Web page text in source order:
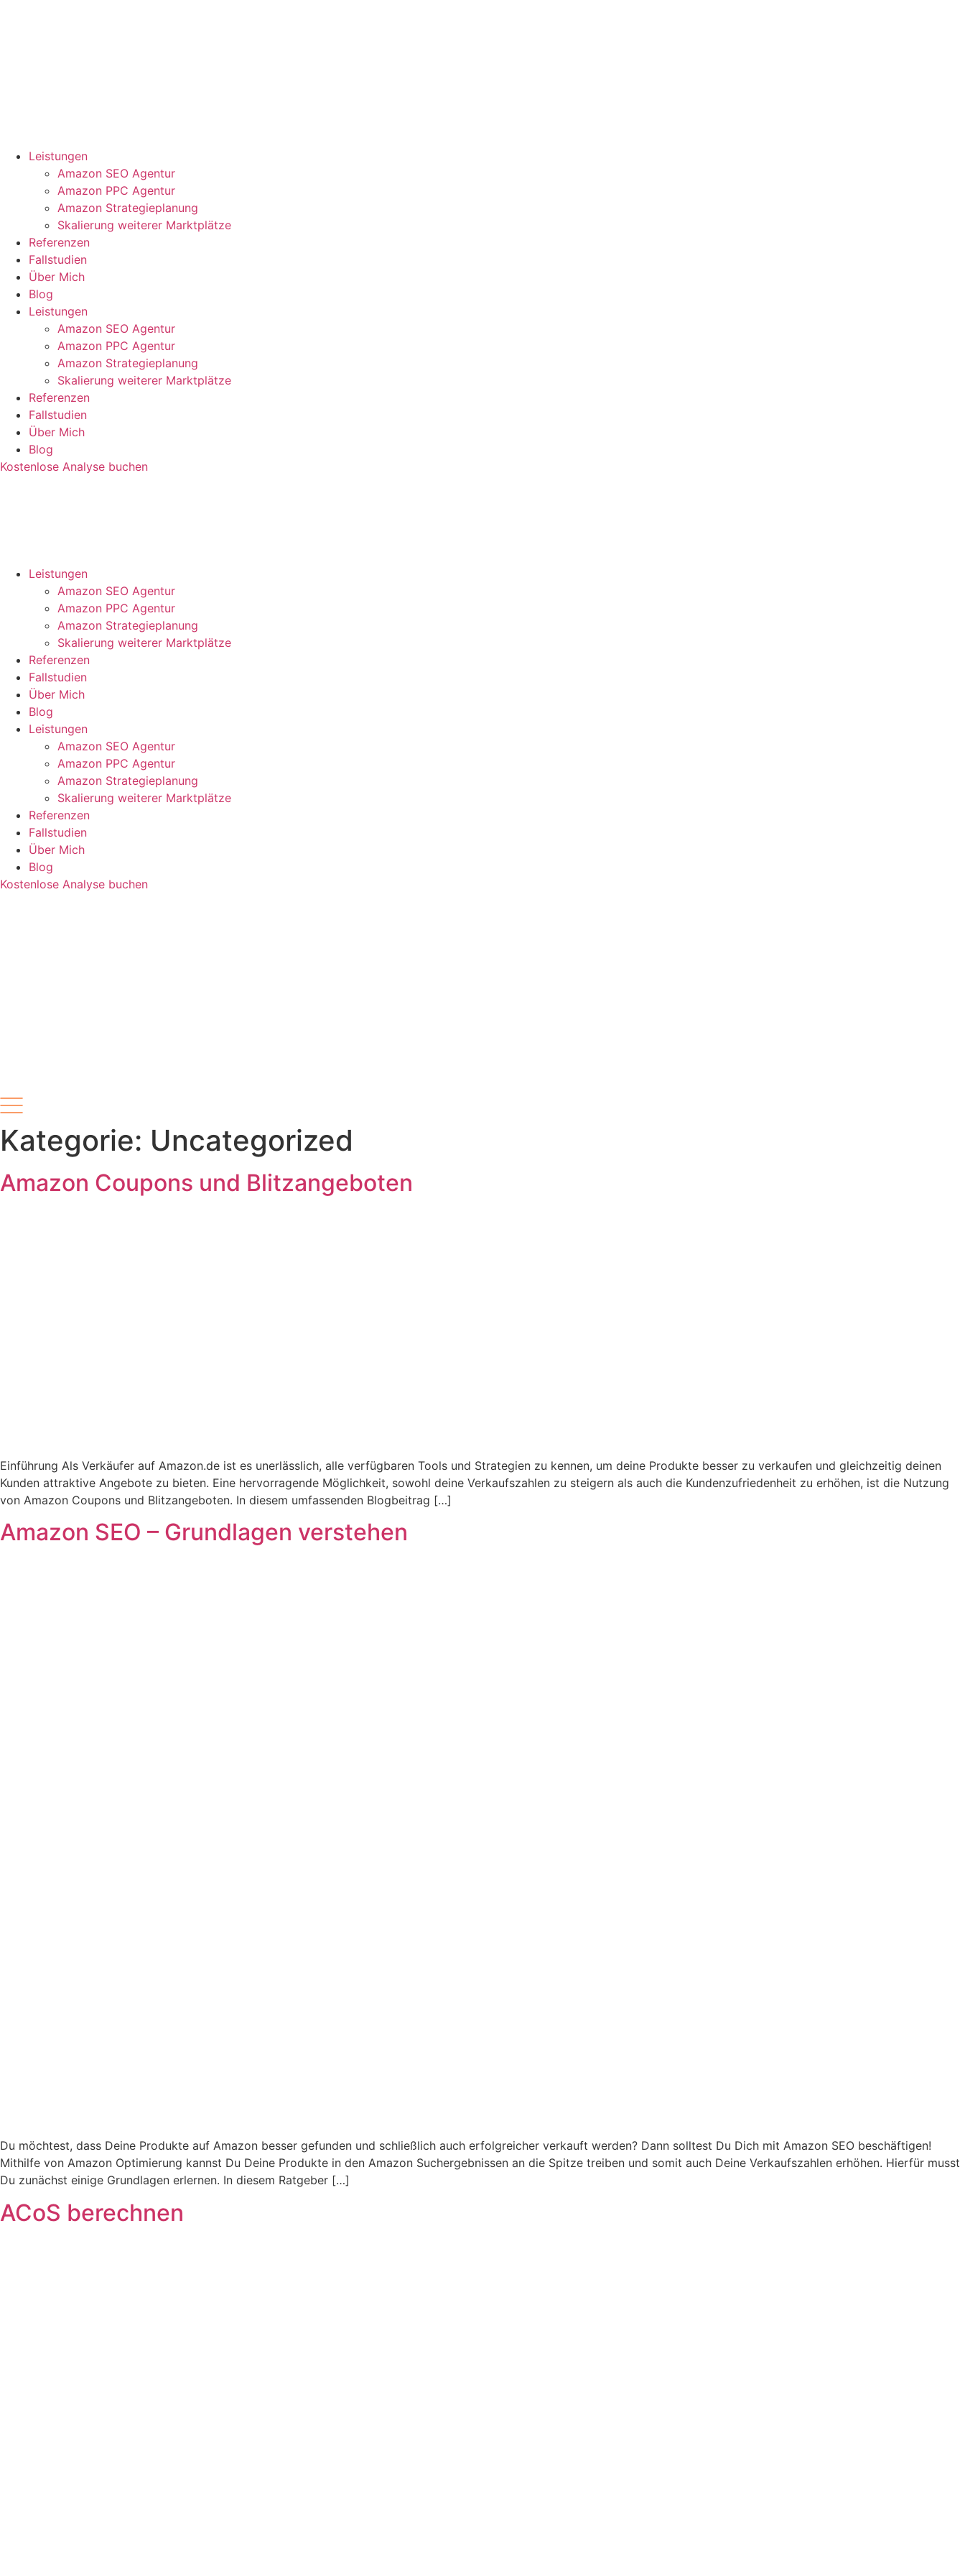
Leistungen
Amazon SEO Agentur
Amazon PPC Agentur
Amazon Strategieplanung
Skalierung weiterer Marktplätze
Referenzen
Fallstudien
Über Mich
Blog
Leistungen
Amazon SEO Agentur
Amazon PPC Agentur
Amazon Strategieplanung
Skalierung weiterer Marktplätze
Referenzen
Fallstudien
Über Mich
Blog
Kostenlose Analyse buchen
Leistungen
Amazon SEO Agentur
Amazon PPC Agentur
Amazon Strategieplanung
Skalierung weiterer Marktplätze
Referenzen
Fallstudien
Über Mich
Blog
Leistungen
Amazon SEO Agentur
Amazon PPC Agentur
Amazon Strategieplanung
Skalierung weiterer Marktplätze
Referenzen
Fallstudien
Über Mich
Blog
Kostenlose Analyse buchen
Kategorie: Uncategorized
Amazon Coupons und Blitzangeboten
Einführung Als Verkäufer auf Amazon.de ist es unerlässlich, alle verfügbaren Tools und Strategien zu kennen, um deine Produkte besser zu verkaufen und gleichzeitig deinen
Kunden attraktive Angebote zu bieten. Eine hervorragende Möglichkeit, sowohl deine Verkaufszahlen zu steigern als auch die Kundenzufriedenheit zu erhöhen, ist die Nutzung
von Amazon Coupons und Blitzangeboten. In diesem umfassenden Blogbeitrag […]
Amazon SEO – Grundlagen verstehen
Du möchtest, dass Deine Produkte auf Amazon besser gefunden und schließlich auch erfolgreicher verkauft werden? Dann solltest Du Dich mit Amazon SEO beschäftigen!
Mithilfe von Amazon Optimierung kannst Du Deine Produkte in den Amazon Suchergebnissen an die Spitze treiben und somit auch Deine Verkaufszahlen erhöhen. Hierfür musst
Du zunächst einige Grundlagen erlernen. In diesem Ratgeber […]
ACoS berechnen